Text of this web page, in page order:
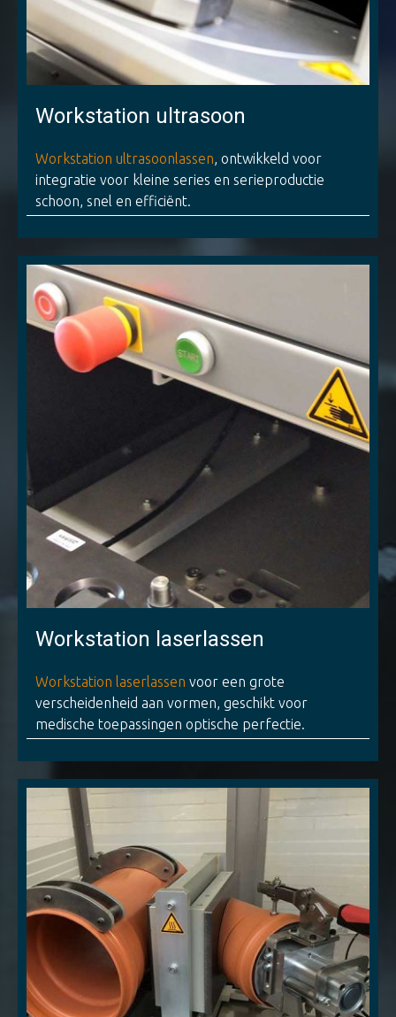
Workstation ultrasoon
Workstation ultrasoonlassen , ontwikkeld voor
integratie voor kleine series en serieproductie
schoon, snel en efficiënt.
Workstation laserlassen
Workstation laserlassen voor een grote
verscheidenheid aan vormen, geschikt voor
medische toepassingen optische perfectie.